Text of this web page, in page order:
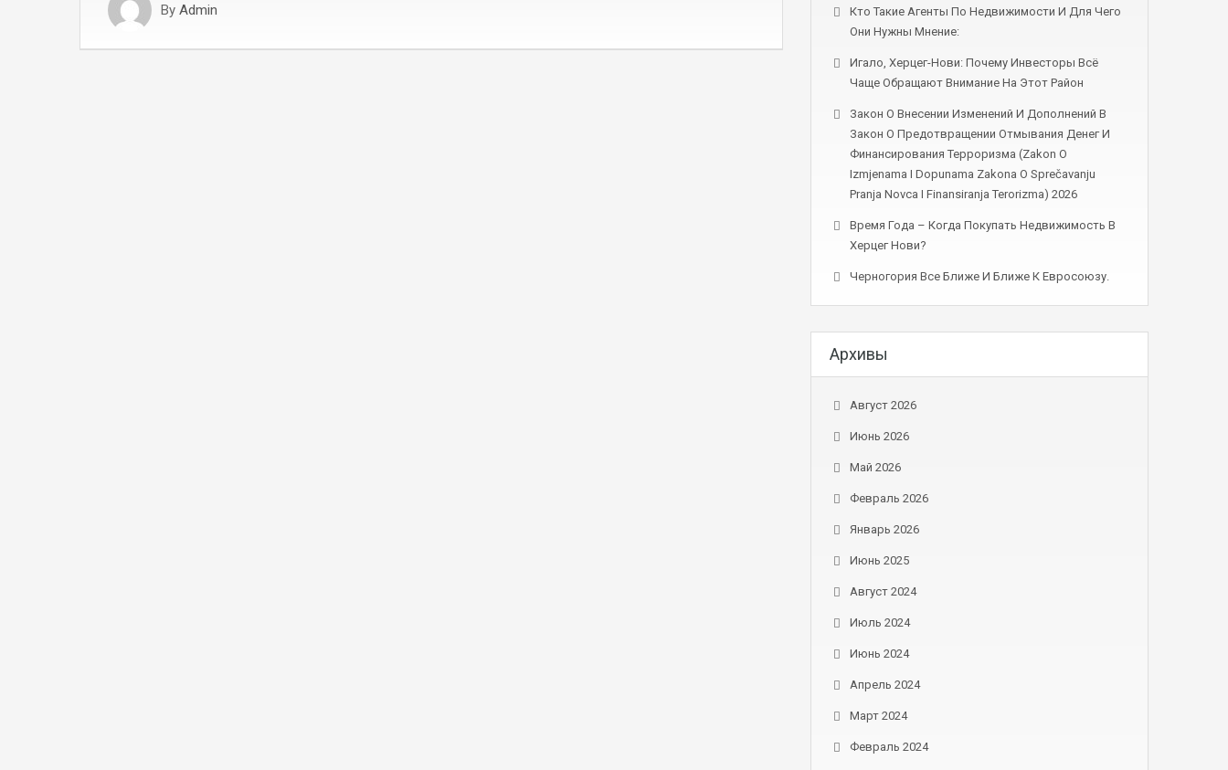
By Admin
Кто Такие Агенты По Недвижимости И Для Чего
Они Нужны Мнение:
Игало, Херцег-Нови: Почему Инвесторы Всё
Чаще Обращают Внимание На Этот Район
Закон О Внесении Изменений И Дополнений В
Закон О Предотвращении Отмывания Денег И
Финансирования Терроризма (Zakon O
Izmjenama I Dopunama Zakona O Sprečavanju
Pranja Novca I Finansiranja Terorizma) 2026
Время Года – Когда Покупать Недвижимость В
Херцег Нови?
Черногория Все Ближе И Ближе К Евросоюзу.
Архивы
Август 2026
Июнь 2026
Май 2026
Февраль 2026
Январь 2026
Июнь 2025
Август 2024
Июль 2024
Июнь 2024
Апрель 2024
Март 2024
Февраль 2024